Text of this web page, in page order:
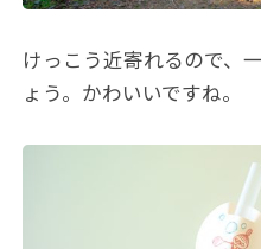
けっこう近寄れるので、
ょう。かわいいですね。